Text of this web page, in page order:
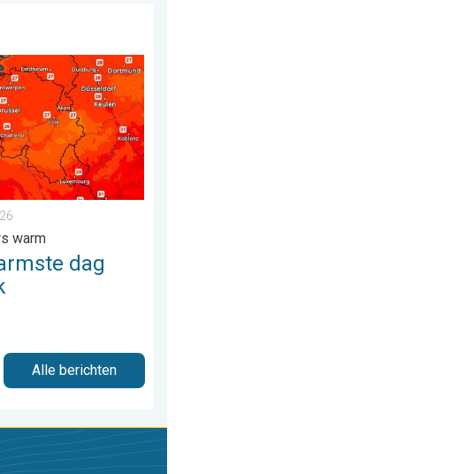
2 augustus 2026
van de week. Bijna overal zomers warm. . . donderdag 23 juli 2026
warm
dag
Alle berichten